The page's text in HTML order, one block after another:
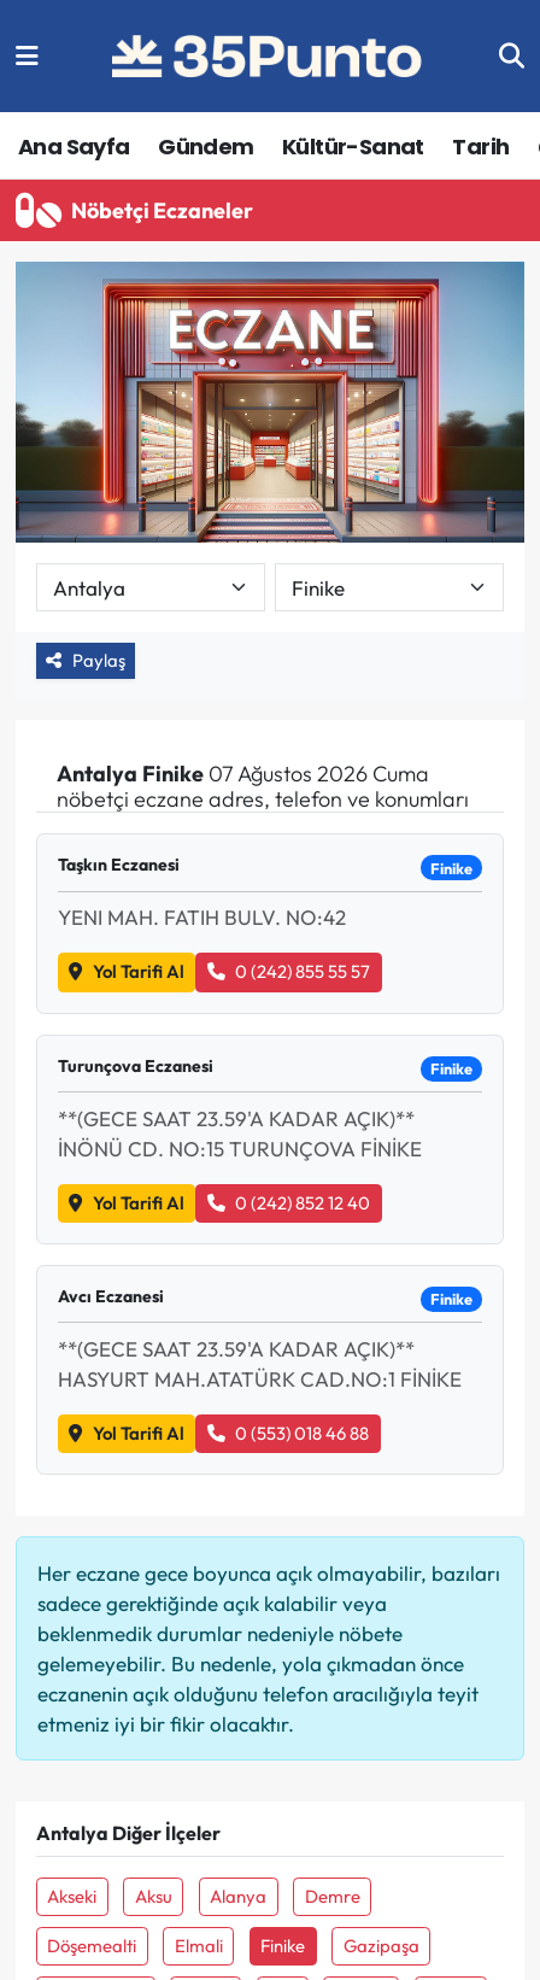
Ana Sayfa Gündem Kültür-Sanat Tarih
Nöbetçi Eczaneler
Paylaş
Antalya Finike07 Ağustos 2026 Cuma
nöbetçi eczane adres, telefon ve konumları
Taşkın Eczanesi Finike
YENI MAH. FATIH BULV. NO:42
Yol Tarifi Al 0 (242) 855 55 57
Turunçova Eczanesi Finike
**(GECE SAAT 23.59'A KADAR AÇIK)**
İNÖNÜ CD. NO:15 TURUNÇOVA FİNİKE
Yol Tarifi Al 0 (242) 852 12 40
Avcı Eczanesi Finike
**(GECE SAAT 23.59'A KADAR AÇIK)**
HASYURT MAH.ATATÜRK CAD.NO:1 FİNİKE
Yol Tarifi Al 0 (553) 018 46 88
Her eczane gece boyunca açık olmayabilir, bazıları
sadece gerektiğinde açık kalabilir veya
beklenmedik durumlar nedeniyle nöbete
gelemeyebilir. Bu nedenle, yola çıkmadan önce
eczanenin açık olduğunu telefon aracılığıyla teyit
etmeniz iyi bir fikir olacaktır.
Antalya Diğer İlçeler
Akseki Aksu Alanya Demre
Döşemealti Elmali Finike Gazipaşa